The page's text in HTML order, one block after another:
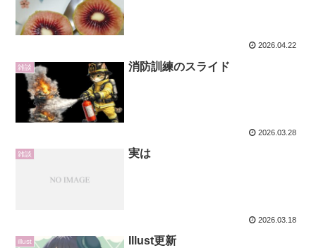
2026.04.22
雑談 消防訓練のスライド
2026.03.28
雑談 実は
2026.03.18
illust Illust更新